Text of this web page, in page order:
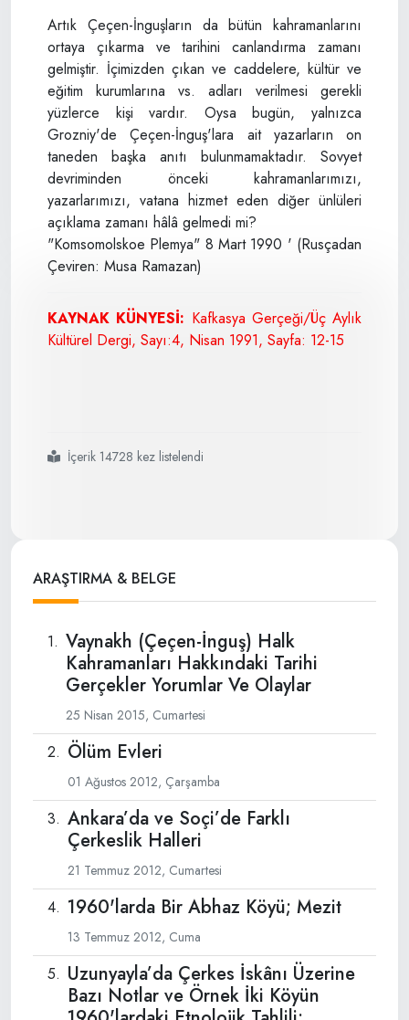
Artık Çeçen-İnguşların da bütün kahramanlarını
ortaya çıkarma ve tarihini canlandırma zamanı
gelmiştir. İçimizden çıkan ve caddelere, kültür ve
eğitim kurumlarına vs. adları verilmesi gerekli
yüzlerce kişi vardır. Oysa bugün, yalnızca
Grozniy'de Çeçen-İnguş'lara ait yazarların on
taneden başka anıtı bulunmamaktadır. Sovyet
devriminden önceki kahramanlarımızı,
yazarlarımızı, vatana hizmet eden diğer ünlüleri
açıklama zamanı hâlâ gelmedi mi?
"Komsomolskoe Plemya" 8 Mart 1990 ' (Rusçadan
Çeviren: Musa Ramazan)
KAYNAK KÜNYESİ: Kafkasya Gerçeği/Üç Aylık
Kültürel Dergi, Sayı:4, Nisan 1991, Sayfa: 12-15
#vaynakh
#çeçen inguş
#halk
#kahramanları
#hakkındaki
#tarihi
#gerçekler
#yorumlar
#ve
#olaylarİçerik 14728 kez listelendi
ARAŞTIRMA & BELGE
Vaynakh (Çeçen-İnguş) Halk
Kahramanları Hakkındaki Tarihi
Gerçekler Yorumlar Ve Olaylar
25 Nisan 2015, Cumartesi
Ölüm Evleri
01 Ağustos 2012, Çarşamba
Ankara’da ve Soçi’de Farklı
Çerkeslik Halleri
21 Temmuz 2012, Cumartesi
1960'larda Bir Abhaz Köyü; Mezit
13 Temmuz 2012, Cuma
Uzunyayla’da Çerkes İskânı Üzerine
Bazı Notlar ve Örnek İki Köyün